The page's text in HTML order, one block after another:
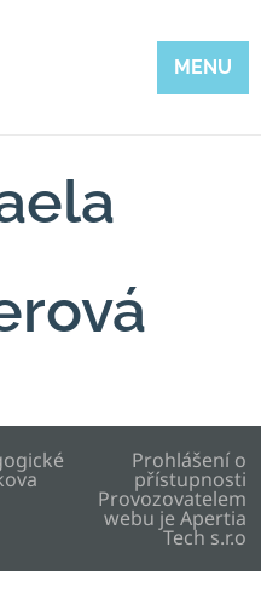
MENU
Prohlášení o
přístupnosti
Provozovatelem
webu je Apertia
Tech s.r.o